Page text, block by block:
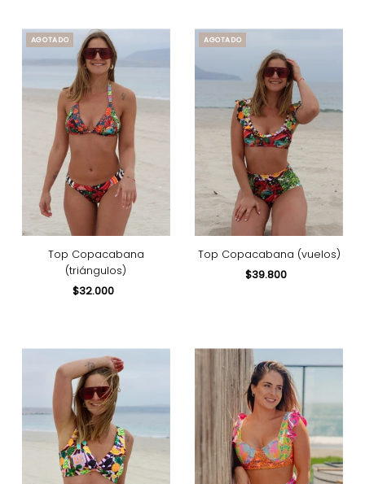
AGOTADO
Top Copacabana
(triángulos)
Precio
$32.000
AGOTADO
Top Copacabana (vuelos)
Precio
$39.800